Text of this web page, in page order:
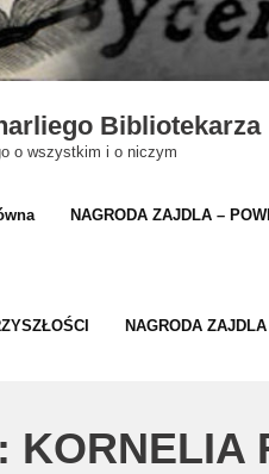
Bibliotekarza
o wszystkim i o niczym
NAGRODA ZAJDLA –
NAGRODA
KORNELIA